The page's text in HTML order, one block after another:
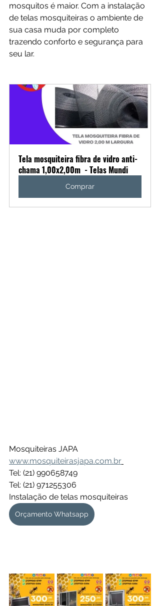
mosquitos é maior. Com a instalação
de telas mosquiteiras o ambiente de
sua casa muda por completo
trazendo conforto e segurança para
seu lar.
Tela mosquiteira fibra de vidro anti-
chama 1,00x2,00m  - Telas Mundi
Comprar
Mosquiteiras JAPA
www.mosquiteirasjapa.com.br
Tel: (21) 990658749
Tel: (21) 971255306
Instalação de telas mosquiteiras
Orçamento Whatsapp